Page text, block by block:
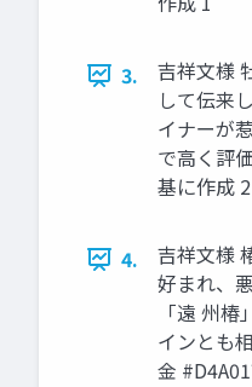
3.
吉祥文様
して伝来
イナーが
で高く評
基に作成 2
4.
吉祥文様
好まれ、
「遠 州
インとも
金